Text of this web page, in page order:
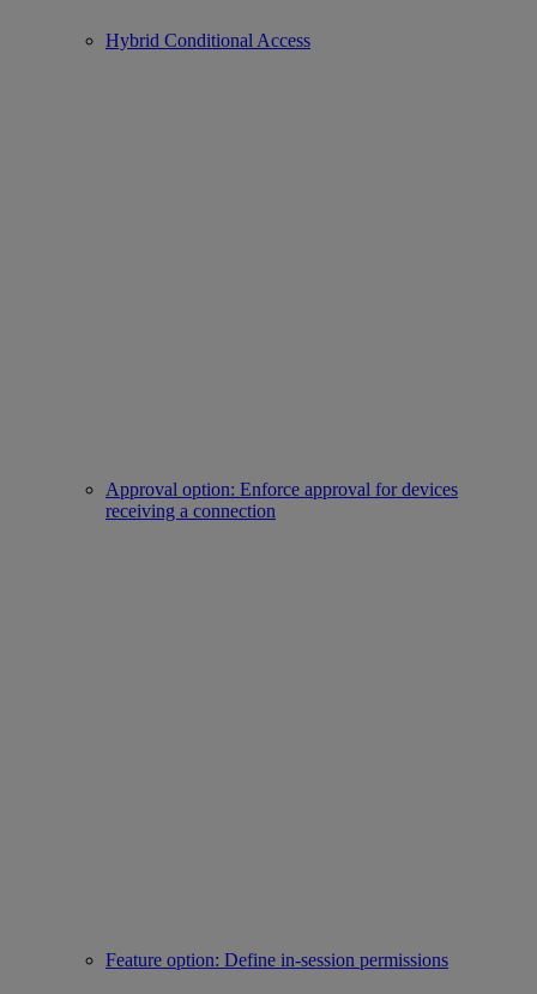
Hybrid Conditional Access
Approval option: Enforce approval for devices
receiving a connection
Feature option: Define in-session permissions